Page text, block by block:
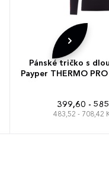
Pánské tričko s
Payper THERMO
399,60 -
483,52 - 708,42